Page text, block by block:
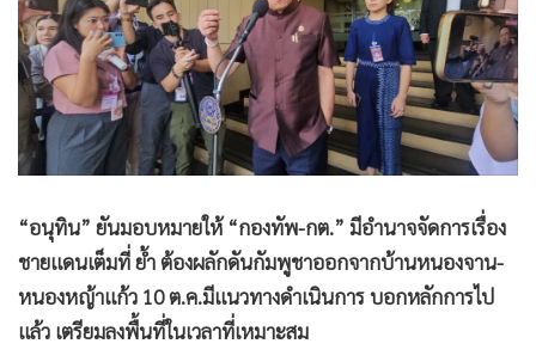
• Green Innovation & SD
• Management & HR
• MGR Live
• Infographic
• การเมือง
กีฬา
• ต่างประเทศ
• Special Scoop
• เศรษฐกิจ-ธุรกิจ
“อนุทิน” ยันมอบหมายให้ “กองทัพ-กต.” มีอำนาจจัดการเรื่อง
ชายแดนเต็มที่ ย้ำ ต้องผลักดันกัมพูชาออกจากบ้านหนองจาน-
หนองหญ้าแก้ว 10 ต.ค.มีแนวทางดำเนินการ บอกหลักการไป
แล้ว เตรียมลงพื้นที่ในเวลาที่เหมาะสม